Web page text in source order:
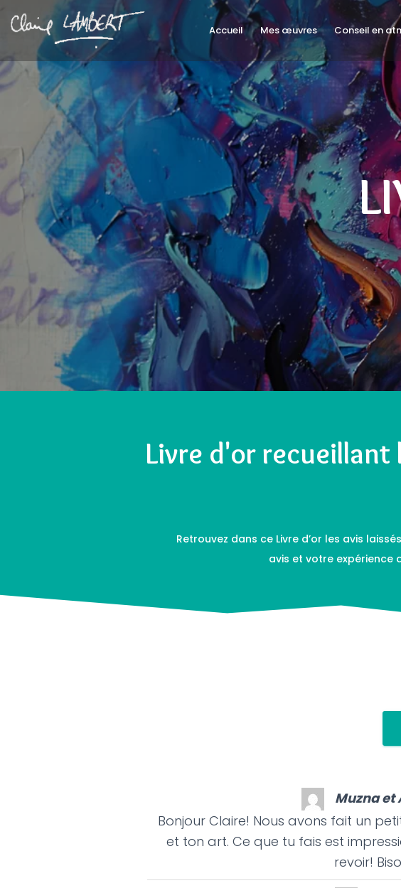
Accueil Mes œuvres Conseil en
Livre d'or recueillant
Retrouvez dans ce Livre d’or les avis
avis et votre expérience
Muzna et
Bonjour Claire! Nous avons fait un
et ton art. Ce que tu fais est
revoir!